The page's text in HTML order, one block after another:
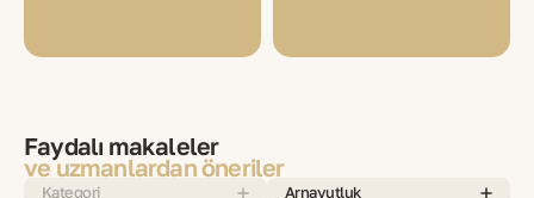
Faydalı makaleler
ve uzmanlardan öneriler
Kategori Arnavutluk